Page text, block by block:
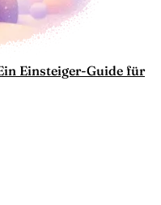
Einsteiger-Guide für